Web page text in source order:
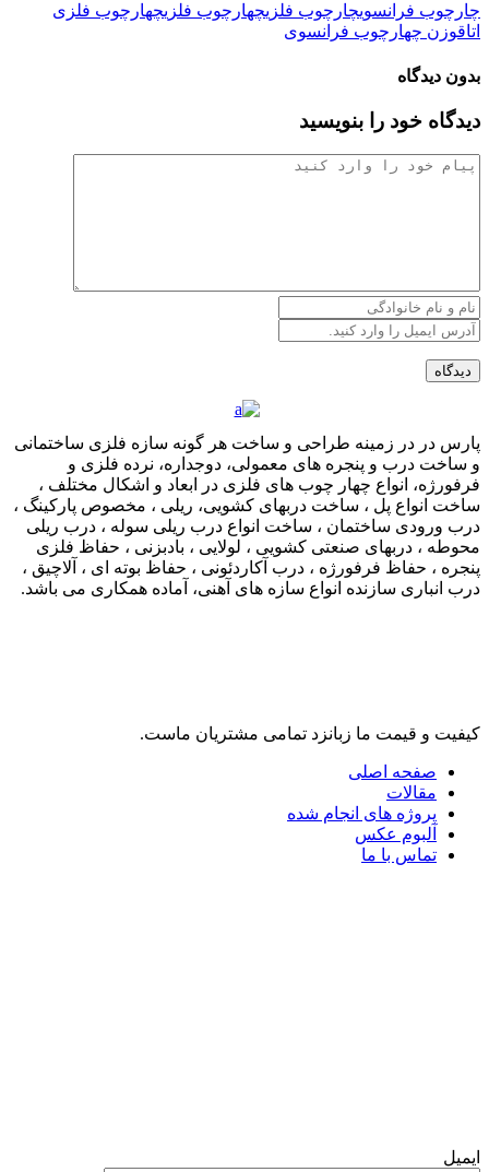
چارچوب فرانسویچارچوب فلزیچهارچوب فلزیچهارچوب فلزی
اتاقوزن چهارچوب فرانسوی
بدون دیدگاه
دیدگاه خود را بنویسید
پارس در در زمینه طراحی و ساخت هر گونه سازه فلزی ساختمانی
و ساخت درب و پنجره های معمولی، دوجداره، نرده فلزی و
فرفورژه، انواع چهار چوب های فلزی در ابعاد و اشکال مختلف ،
ساخت انواع پل ، ساخت دربهای کشویی، ریلی ، مخصوص پارکینگ ،
درب ورودی ساختمان ، ساخت انواع درب ریلی سوله ، درب ریلی
محوطه ، دربهای صنعتی کشویی ، لولایی ، بادبزنی ، حفاظ فلزی
پنجره ، حفاظ فرفورژه ، درب آکاردئونی ، حفاظ بوته ای ، آلاچیق ،
درب انباری سازنده انواع سازه های آهنی، آماده همکاری می باشد.
کیفیت و قیمت ما زبانزد تمامی مشتریان ماست.
صفحه اصلی
مقالات
پروژه های انجام شده
آلبوم عکس
تماس با ما
ایمیل